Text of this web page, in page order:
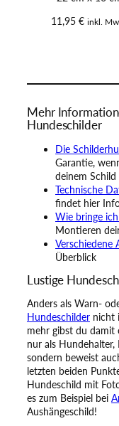
11,95 € inkl.
Mehr
Hundeschilder
Die
Garantie,
deinem
Technische
findet hier
Wie bringe
Montieren
Verschiedene
Überblick
Lustige
Anders als Warn-
Hundeschilder nicht
mehr gibst du
nur als
sondern beweist
letzten beiden
Hundeschild mit
es zum Beispiel bei
Aushängeschild!